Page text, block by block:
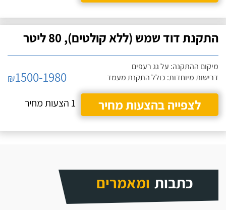
התקנת דוד שמש (ללא קולטים), 80 ליטר
מיקום ההתקנה: על גג רעפים
דרישות מיוחדות: כולל התקנת מעמד
₪1500-1980
לצפייה בהצעות מחיר
1 הצעות מחיר
כתבות ומאמרים